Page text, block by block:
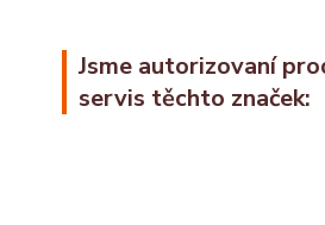
Jsme autorizovaní
servis těchto značek: